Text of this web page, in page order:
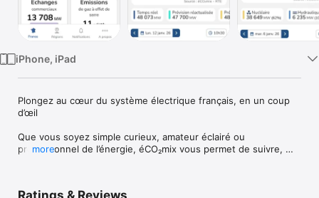
iPhone, iPad
Plongez au cœur du système électrique français, en un coup
d’œil
Que vous soyez simple curieux, amateur éclairé ou
professionnel de l’énergie, éCO₂mix vous permet de suivre,
more
Ratings & Reviews